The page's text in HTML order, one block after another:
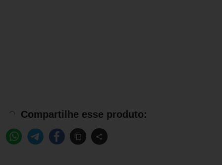
Compartilhe esse produto: